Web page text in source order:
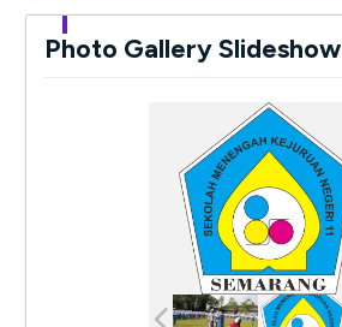
Photo Gallery Slideshow